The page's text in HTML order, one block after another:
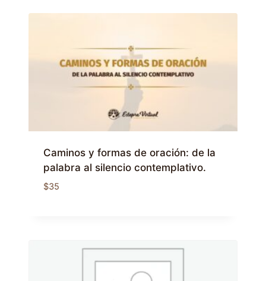
Caminos y formas de oración: de la
palabra al silencio contemplativo.
$35